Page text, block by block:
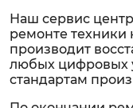
Наш сервис
ремонте
производит
любых цифровых
стандартам